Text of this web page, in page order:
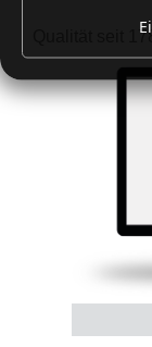
Qualität seit